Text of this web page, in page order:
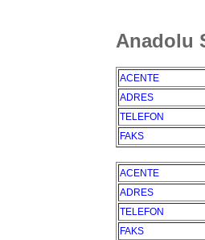
Anadolu
ACENTE
ADRES
TELEFON
FAKS
ACENTE
ADRES
TELEFON
FAKS